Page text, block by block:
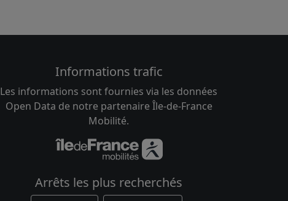
Informations trafic
Les informations sont fournies via les données
Open Data de notre partenaire Île-de-France
Mobilité.
Arrêts les plus recherchés